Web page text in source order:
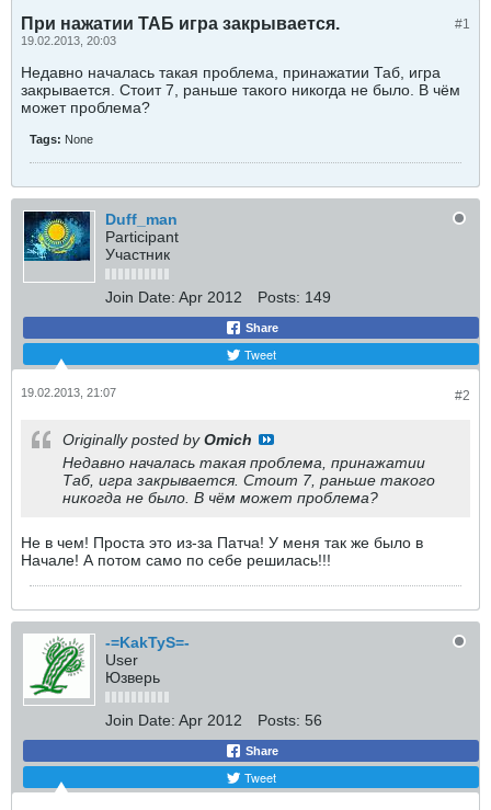
#1
При нажатии ТАБ игра закрывается.
19.02.2013, 20:03
Недавно началась такая проблема, принажатии Таб, игра
закрывается. Стоит 7, раньше такого никогда не было. В чём
может проблема?
Tags: None
Duff_man
Participant
Участник
Join Date: Apr 2012 Posts: 149
Share
Tweet
#2
19.02.2013, 21:07
Originally posted byOmich
Недавно началась такая проблема, принажатии
Таб, игра закрывается. Стоит 7, раньше такого
никогда не было. В чём может проблема?
Не в чем! Проста это из-за Патча! У меня так же было в
Начале! А потом само по себе решилась!!!
-=KakTyS=-
User
Юзверь
Join Date: Apr 2012 Posts: 56
Share
Tweet